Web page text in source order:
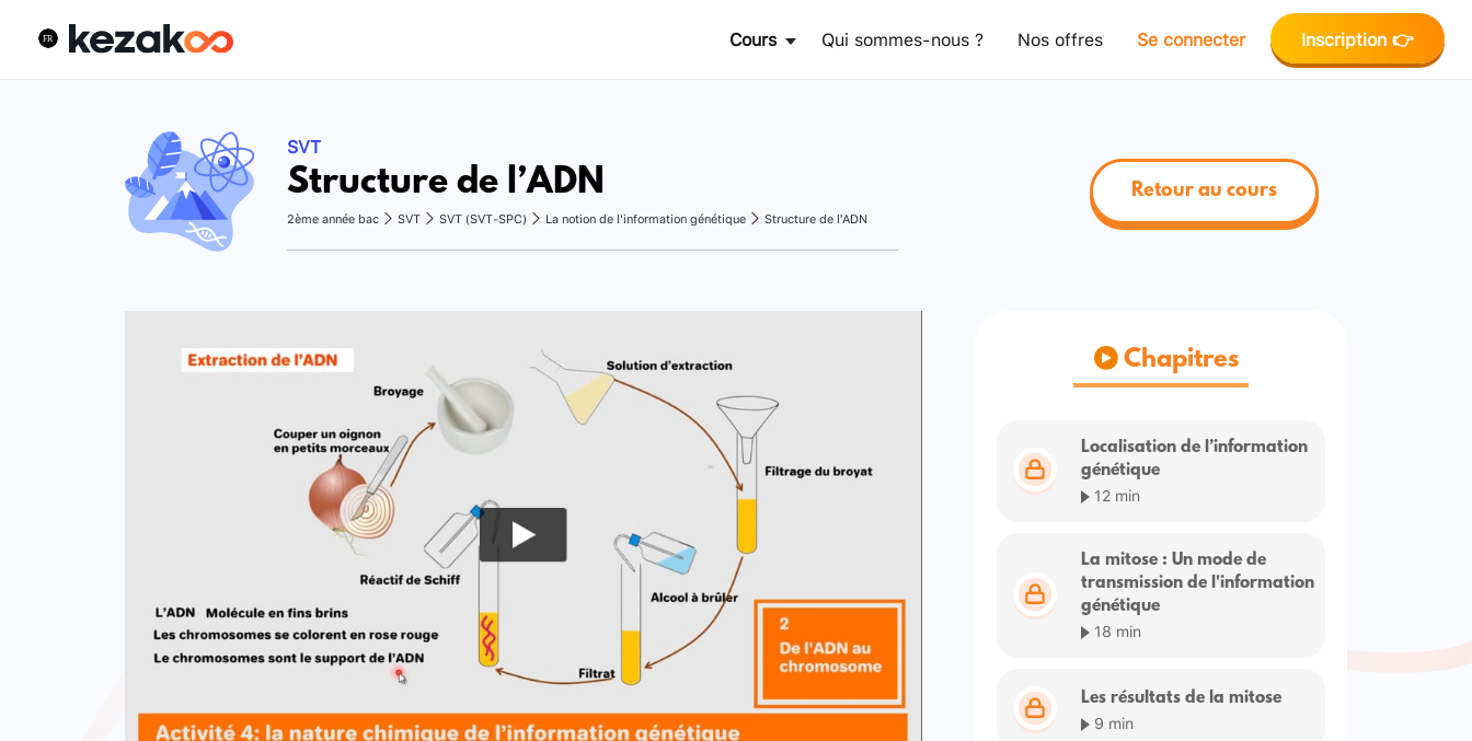
Cours Qui sommes-nous ? Nos offres Se connecter Inscription 👉
SVT
Structure de l’ADN
2ème année bac SVT SVT (SVT-SPC) La notion de l'information génétique Structure de l’ADN
Retour au cours
Chapitres
Localisation de l’information
génétique
12 min
La mitose : Un mode de
transmission de l'information
génétique
18 min
Les résultats de la mitose
9 min